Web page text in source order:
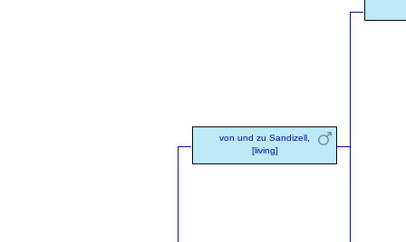
von und zu Sandizell,
[living]